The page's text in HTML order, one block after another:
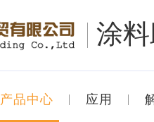
涂
产品中心 应用